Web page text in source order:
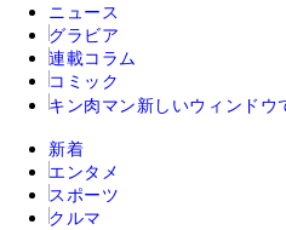
ニュース
グラビア
連載コラム
コミック
キン肉マン 新しいウィンドウ
新着
エンタメ
スポーツ
クルマ